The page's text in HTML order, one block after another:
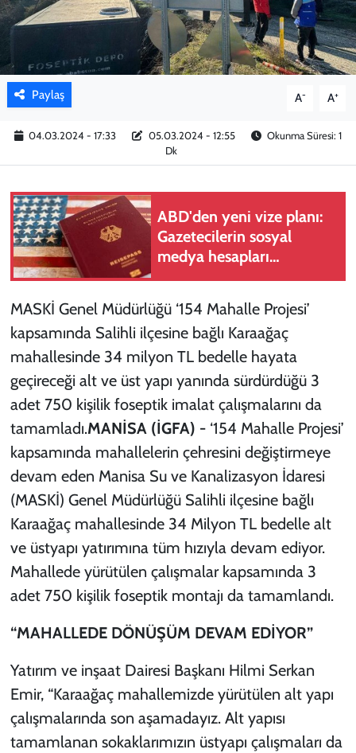
Paylaş A- A+
04.03.2024 - 17:33 05.03.2024 - 12:55
Okunma Süresi: 1
Dk
ABD'den yeni vize planı:
Gazetecilerin sosyal
medya hesapları
MASKİ Genel Müdürlüğü ‘154 Mahalle Projesi’
kapsamında Salihli ilçesine bağlı Karaağaç
mahallesinde 34 milyon TL bedelle hayata
geçireceği alt ve üst yapı yanında sürdürdüğü 3
adet 750 kişilik foseptik imalat çalışmalarını da
tamamladı.MANİSA (İGFA) - ‘154 Mahalle Projesi’
kapsamında mahallelerin çehresini değiştirmeye
devam eden Manisa Su ve Kanalizasyon İdaresi
(MASKİ) Genel Müdürlüğü Salihli ilçesine bağlı
Karaağaç mahallesinde 34 Milyon TL bedelle alt
ve üstyapı yatırımına tüm hızıyla devam ediyor.
Mahallede yürütülen çalışmalar kapsamında 3
adet 750 kişilik foseptik montajı da tamamlandı.
“MAHALLEDE DÖNÜŞÜM DEVAM EDİYOR”
Yatırım ve inşaat Dairesi Başkanı Hilmi Serkan
Emir, “Karaağaç mahallemizde yürütülen alt yapı
çalışmalarında son aşamadayız. Alt yapısı
tamamlanan sokaklarımızın üstyapı çalışmaları da
KADIN
YAZARLAR